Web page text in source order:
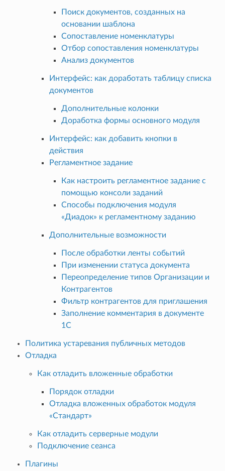
Поиск документов, созданных на
основании шаблона
Сопоставление номенклатуры
Отбор сопоставления номенклатуры
Анализ документов
Интерфейс: как доработать таблицу списка
документов
Дополнительные колонки
Доработка формы основного модуля
Интерфейс: как добавить кнопки в
действия
Регламентное задание
Как настроить регламентное задание с
помощью консоли заданий
Способы подключения модуля
«Диадок» к регламентному заданию
Дополнительные возможности
После обработки ленты событий
При изменении статуса документа
Переопределение типов Организации и
Контрагентов
Фильтр контрагентов для приглашения
Заполнение комментария в документе
1С
Политика устаревания публичных методов
Отладка
Как отладить вложенные обработки
Порядок отладки
Отладка вложенных обработок модуля
«Стандарт»
Как отладить серверные модули
Подключение сеанса
Плагины